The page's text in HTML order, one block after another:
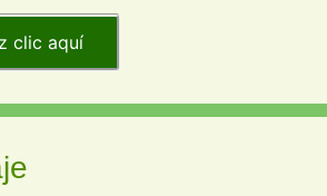
clic aquí